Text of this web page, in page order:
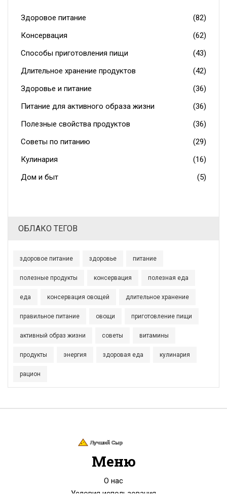
Здоровое питание
(82)
Консервация
(62)
Способы приготовления пищи
(43)
Длительное хранение продуктов
(42)
Здоровье и питание
(36)
Питание для активного образа жизни
(36)
Полезные свойства продуктов
(36)
Советы по питанию
(29)
Кулинария
(16)
Дом и быт
(5)
ОБЛАКО ТЕГОВ
здоровое питание здоровье питание
полезные продукты консервация полезная еда
еда консервация овощей длительное хранение
правильное питание овощи приготовление пищи
активный образ жизни советы витамины
продукты энергия здоровая еда кулинария
рацион
Меню
О нас
Условия использования